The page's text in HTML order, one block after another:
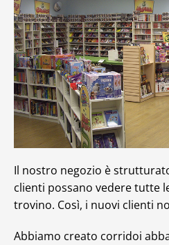
Il nostro negozio è
clienti possano vedere tutte
trovino. Così, i nuovi clienti
Abbiamo creato corridoi